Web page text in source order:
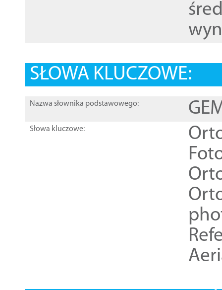
SŁOWA KLUCZOWE:
Nazwa słownika podstawowego:
Słowa kluczowe: